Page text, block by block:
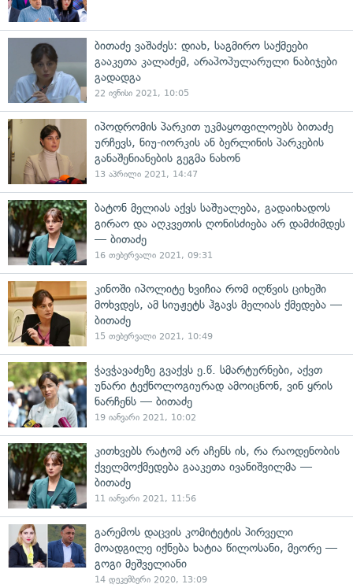
ბითაძე ვაშაძეს: დიახ, საგმირო საქმეები
გააკეთა კალაძემ, არაპოპულარული ნაბიჯები
გადადგა
22 ივნისი 2021, 10:05
იპოდრომის პარკით უკმაყოფილოებს ბითაძე
ურჩევს, ნიუ-იორკის ან ბერლინის პარკების
განაშენიანების გეგმა ნახონ
13 აპრილი 2021, 14:47
ბატონ მელიას აქვს საშუალება, გადაიხადოს
გირაო და აღკვეთის ღონისძიება არ დამძიმდეს
— ბითაძე
16 თებერვალი 2021, 09:31
კინოში იპოლიტე ხვიჩია რომ იღწვის ციხეში
მოხვდეს, ამ სიუჟეტს ჰგავს მელიას ქმედება —
ბითაძე
15 თებერვალი 2021, 10:49
ჭავჭავაძეზე გვაქვს ე.წ. სმარტურნები, აქვთ
უნარი ტექნოლოგიურად ამოიცნონ, ვინ ყრის
ნარჩენს — ბითაძე
19 იანვარი 2021, 10:02
კითხვებს რატომ არ აჩენს ის, რა რაოდენობის
ქველმოქმედება გააკეთა ივანიშვილმა —
ბითაძე
11 იანვარი 2021, 11:56
გარემოს დაცვის კომიტეტის პირველი
მოადგილე იქნება ხატია წილოსანი, მეორე —
გოგი მეშველიანი
14 დეკემბერი 2020, 13:09